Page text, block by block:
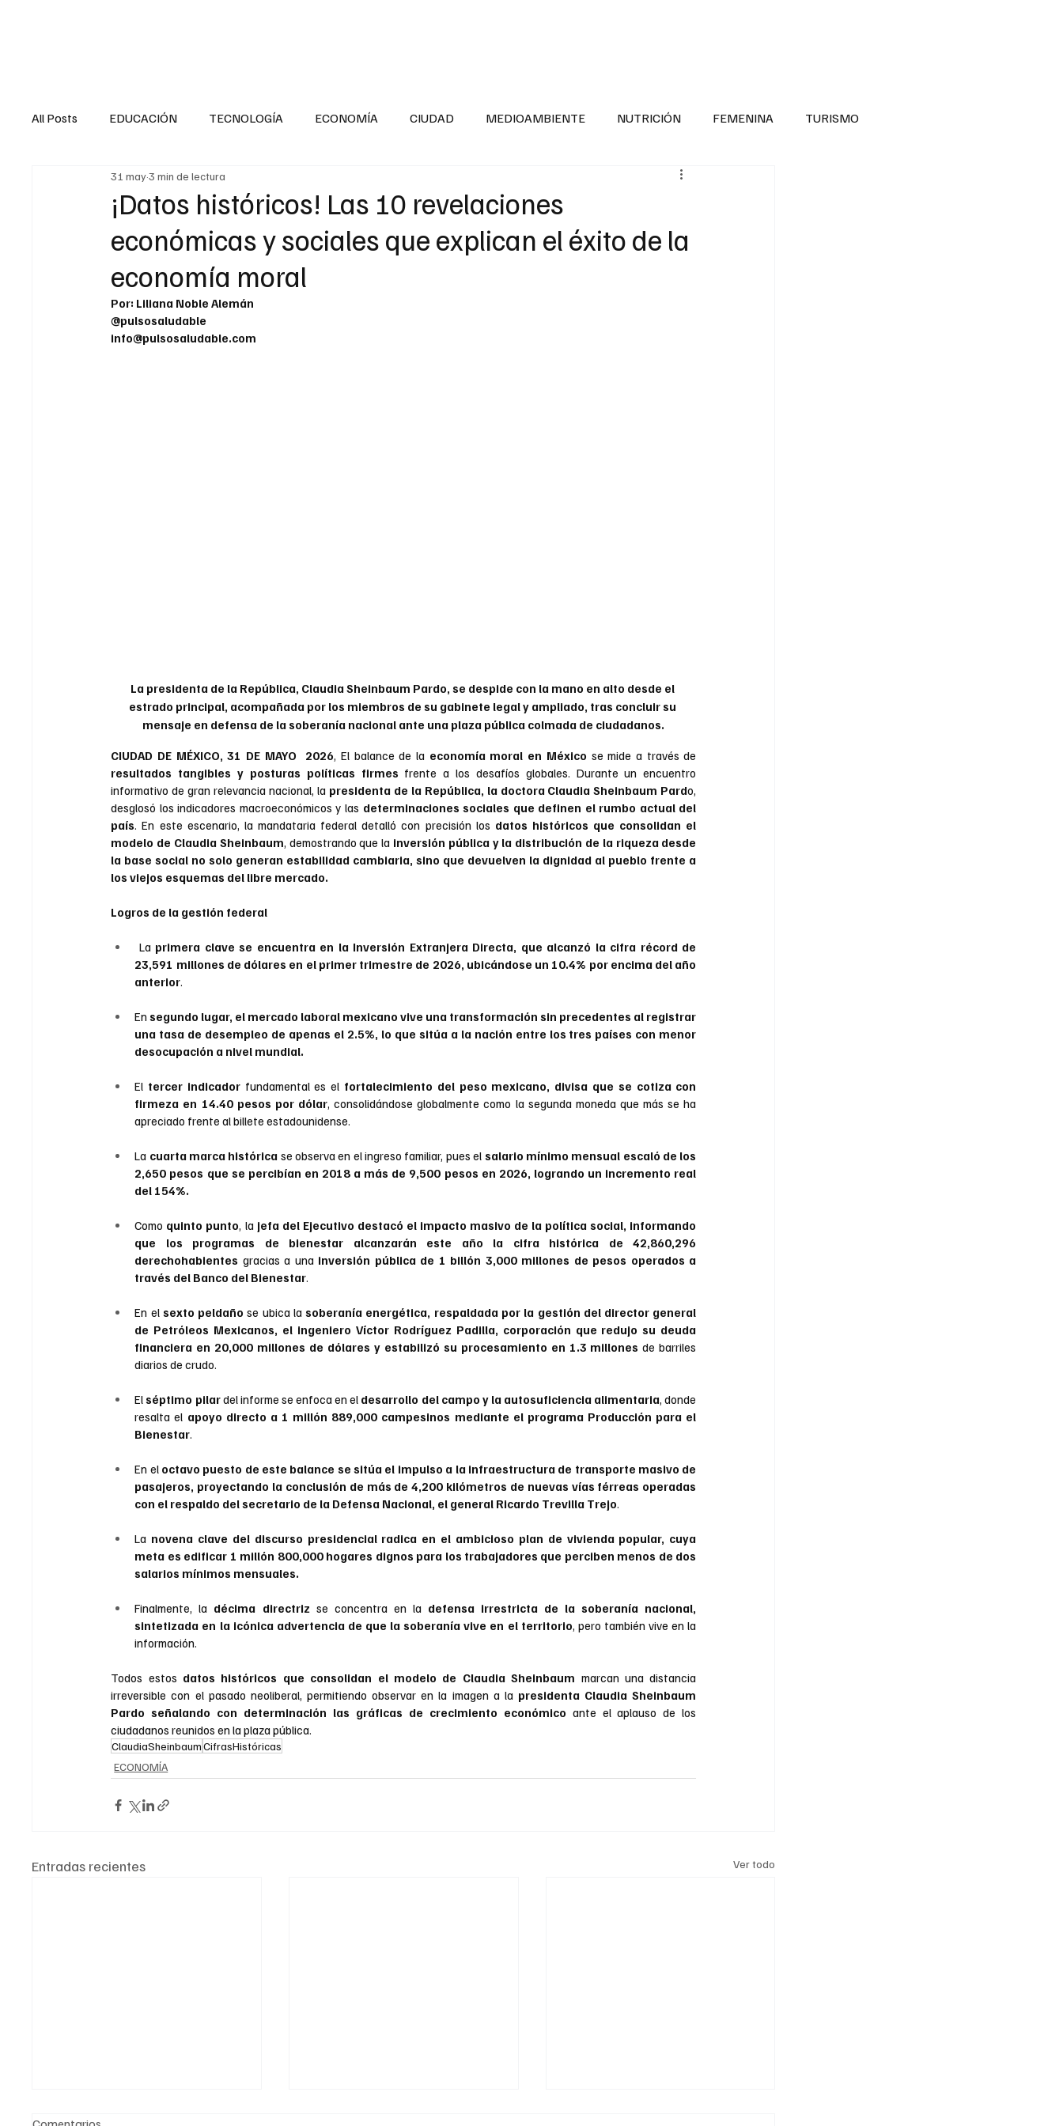
All Posts EDUCACIÓN TECNOLOGÍA ECONOMÍA CIUDAD MEDIOAMBIENTE NUTRICIÓN FEMENINA TURISMO
SALUD EN EL SECTOR PÚBLICO SALUD INFANTIL
MENTAL LA ENTREVISTA ANIMAL FITNESS ADOLESCENTES RESPONSABILIDAD SOCIAL
INTERNACIONAL GENERAL INTERNACIONAL SALUD
¡Datos históricos! Las 10 revelaciones
económicas y sociales que explican el éxito de la
economía moral
31 may3 min de lectura
Por: Liliana Noble Alemán
@pulsosaludable
info@pulsosaludable.com
La presidenta de la República, Claudia Sheinbaum Pardo, se despide con la mano en alto desde el
estrado principal, acompañada por los miembros de su gabinete legal y ampliado, tras concluir su
mensaje en defensa de la soberanía nacional ante una plaza pública colmada de ciudadanos.
CIUDAD DE MÉXICO, 31 DE MAYO  2026, El balance de la economía moral en México se mide a través de
resultados tangibles y posturas políticas firmes frente a los desafíos globales. Durante un encuentro
informativo de gran relevancia nacional, la presidenta de la República, la doctora Claudia Sheinbaum Pardo,
desglosó los indicadores macroeconómicos y las determinaciones sociales que definen el rumbo actual del
país. En este escenario, la mandataria federal detalló con precisión los datos históricos que consolidan el
modelo de Claudia Sheinbaum, demostrando que la inversión pública y la distribución de la riqueza desde
la base social no solo generan estabilidad cambiaria, sino que devuelven la dignidad al pueblo frente a
los viejos esquemas del libre mercado.
Logros de la gestión federal
La primera clave se encuentra en la Inversión Extranjera Directa, que alcanzó la cifra récord de
23,591 millones de dólares en el primer trimestre de 2026, ubicándose un 10.4% por encima del año
anterior.
En segundo lugar, el mercado laboral mexicano vive una transformación sin precedentes al registrar
una tasa de desempleo de apenas el 2.5%, lo que sitúa a la nación entre los tres países con menor
desocupación a nivel mundial.
El tercer indicador fundamental es el fortalecimiento del peso mexicano, divisa que se cotiza con
firmeza en 14.40 pesos por dólar, consolidándose globalmente como la segunda moneda que más se ha
apreciado frente al billete estadounidense.
La cuarta marca histórica se observa en el ingreso familiar, pues el salario mínimo mensual escaló de los
2,650 pesos que se percibían en 2018 a más de 9,500 pesos en 2026, logrando un incremento real
del 154%.
Como quinto punto, la jefa del Ejecutivo destacó el impacto masivo de la política social, informando
que los programas de bienestar alcanzarán este año la cifra histórica de 42,860,296
derechohabientes gracias a una inversión pública de 1 billón 3,000 millones de pesos operados a
través del Banco del Bienestar.
En el sexto peldaño se ubica la soberanía energética, respaldada por la gestión del director general
de Petróleos Mexicanos, el ingeniero Víctor Rodríguez Padilla, corporación que redujo su deuda
financiera en 20,000 millones de dólares y estabilizó su procesamiento en 1.3 millones de barriles
diarios de crudo.
El séptimo pilar del informe se enfoca en el desarrollo del campo y la autosuficiencia alimentaria, donde
resalta el apoyo directo a 1 millón 889,000 campesinos mediante el programa Producción para el
Bienestar.
En el octavo puesto de este balance se sitúa el impulso a la infraestructura de transporte masivo de
pasajeros, proyectando la conclusión de más de 4,200 kilómetros de nuevas vías férreas operadas
con el respaldo del secretario de la Defensa Nacional, el general Ricardo Trevilla Trejo.
La novena clave del discurso presidencial radica en el ambicioso plan de vivienda popular, cuya
meta es edificar 1 millón 800,000 hogares dignos para los trabajadores que perciben menos de dos
salarios mínimos mensuales.
Finalmente, la décima directriz se concentra en la defensa irrestricta de la soberanía nacional,
sintetizada en la icónica advertencia de que la soberanía vive en el territorio, pero también vive en la
información.
Todos estos datos históricos que consolidan el modelo de Claudia Sheinbaum marcan una distancia
irreversible con el pasado neoliberal, permitiendo observar en la imagen a la presidenta Claudia Sheinbaum
Pardo señalando con determinación las gráficas de crecimiento económico ante el aplauso de los
ciudadanos reunidos en la plaza pública.
ClaudiaSheinbaumCifrasHistóricas
ECONOMÍA
Entradas recientes Ver todo